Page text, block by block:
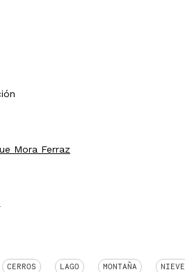
Mora Ferraz
CERROS LAGO MONTAÑA NIEVE